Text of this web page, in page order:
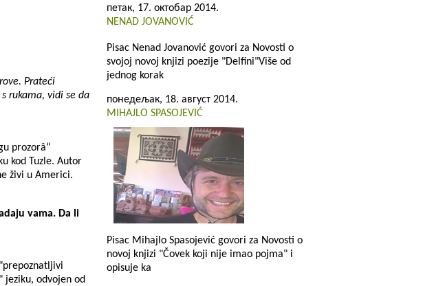
Prateći
rukama, vidi se da
prozorâ“
kod Tuzle. Autor
živi u Americi.
vama. Da li
jeziku, odvojen od
петак, 17. октобар 2014.
NENAD JOVANOVIĆ
Pisac Nenad Jovanović govori za Novosti o
svojoj novoj knjizi poezije "Delfini"Više od
jednog korak
понедељак, 18. август 2014.
MIHAJLO SPASOJEVIĆ
Pisac Mihajlo Spasojević govori za Novosti o
novoj knjizi "Čovek koji nije imao pojma" i
opisuje ka